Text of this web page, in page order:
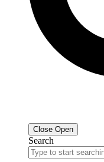
Close Open
Search